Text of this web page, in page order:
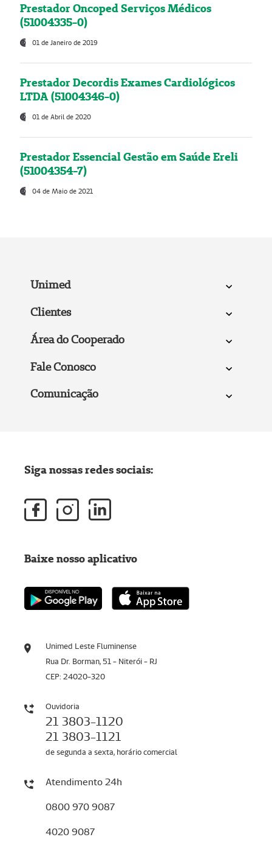
Prestador Oncoped Serviços Médicos
(51004335-0)
01 de Janeiro de 2019
Prestador Decordis Exames Cardiológicos
LTDA (51004346-0)
01 de Abril de 2020
Prestador Essencial Gestão em Saúde Ereli
(51004354-7)
04 de Maio de 2021
Unimed
Clientes
Área do Cooperado
Fale Conosco
Comunicação
Unimed Leste Fluminense
Rua Dr. Borman, 51 - Niterói - RJ
CEP: 24020-320
Ouvidoria
21 3803-1120
21 3803-1121
de segunda a sexta, horário comercial
Atendimento 24h
0800 970 9087
4020 9087
Siga nossas redes sociais:
Baixe nosso aplicativo